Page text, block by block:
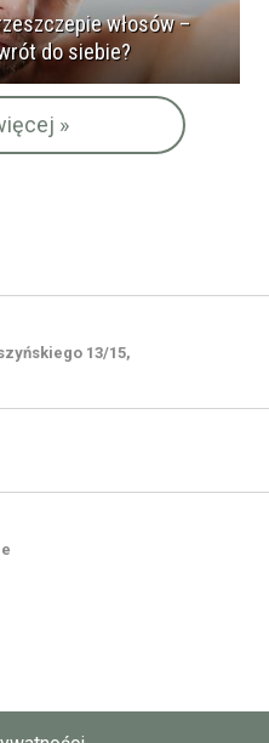
włosów –
do siebie?
»
13/15,